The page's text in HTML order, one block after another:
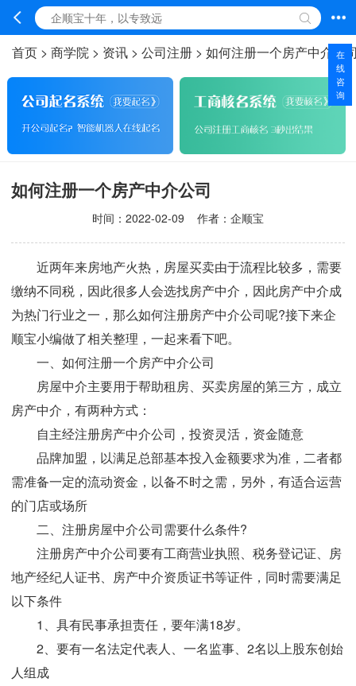
首页 > 商学院 > 资讯 > 公司注册 > 如何注册一个房产中介公
如何注册一个房产中介公司
时间： 2022-02-09 作者：企顺宝
近两年来房地产火热，房屋买卖由于流程比较多，需要
缴纳不同税，因此很多人会选找房产中介，因此房产中介成
为热门行业之一，那么如何注册房产中介公司呢?接下来企
顺宝小编做了相关整理，一起来看下吧。
一、如何注册一个房产中介公司
房屋中介主要用于帮助租房、买卖房屋的第三方，成立
房产中介，有两种方式：
自主经注册房产中介公司，投资灵活，资金随意
品牌加盟，以满足总部基本投入金额要求为准，二者都
需准备一定的流动资金，以备不时之需，另外，有适合运营
的门店或场所
二、注册房屋中介公司需要什么条件?
注册房产中介公司要有工商营业执照、税务登记证、房
地产经纪人证书、房产中介资质证书等证件，同时需要满足
以下条件
1、具有民事承担责任，要年满18岁。
2、要有一名法定代表人、一名监事、2名以上股东创始
人组成
在
线
咨
询